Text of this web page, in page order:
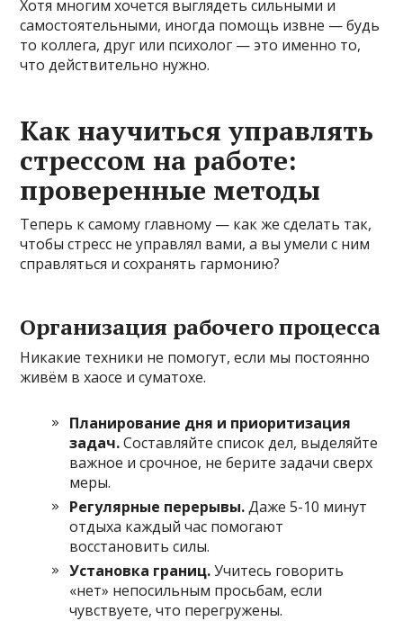
Хотя многим хочется выглядеть сильными и
самостоятельными, иногда помощь извне — будь
то коллега, друг или психолог — это именно то,
что действительно нужно.
Как научиться управлять
стрессом на работе:
проверенные методы
Теперь к самому главному — как же сделать так,
чтобы стресс не управлял вами, а вы умели с ним
справляться и сохранять гармонию?
Организация рабочего процесса
Никакие техники не помогут, если мы постоянно
живём в хаосе и суматохе.
Планирование дня и приоритизация
задач.Составляйте список дел, выделяйте
важное и срочное, не берите задачи сверх
меры.
Регулярные перерывы.Даже 5-10 минут
отдыха каждый час помогают
восстановить силы.
Установка границ.Учитесь говорить
«нет» непосильным просьбам, если
чувствуете, что перегружены.